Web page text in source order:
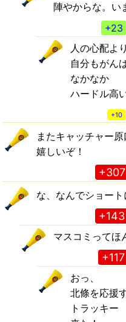
陣やからな。い
+23
人の心配より
自分もがん
なかなか
ハードル高
+10
またキャッチャー
嬉しいぞ！
+307
な、なんでショー
+143
マスコミってほ
+117
おっ、
北條を応援
トラッキー